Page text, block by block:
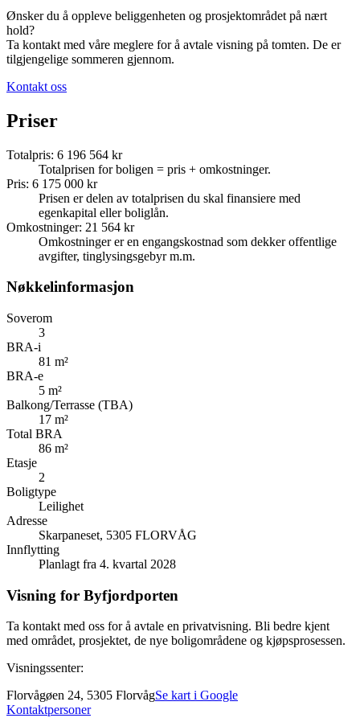
Ønsker du å oppleve beliggenheten og prosjektområdet på nært
hold?
Ta kontakt med våre meglere for å avtale visning på tomten. De er
tilgjengelige sommeren gjennom.
Kontakt oss
Priser
Totalpris: 6 196 564 kr
Totalprisen for boligen = pris + omkostninger.
Pris: 6 175 000 kr
Prisen er delen av totalprisen du skal finansiere med
egenkapital eller boliglån.
Omkostninger: 21 564 kr
Omkostninger er en engangskostnad som dekker offentlige
avgifter, tinglysingsgebyr m.m.
Nøkkelinformasjon
Soverom
3
BRA-i
81 m²
BRA-e
5 m²
Balkong/Terrasse (TBA)
17 m²
Total BRA
86 m²
Etasje
2
Boligtype
Leilighet
Adresse
Skarpaneset, 5305 FLORVÅG
Innflytting
Planlagt fra 4. kvartal 2028
Visning for Byfjordporten
Ta kontakt med oss for å avtale en privatvisning. Bli bedre kjent
med området, prosjektet, de nye boligområdene og kjøpsprosessen.
Visningssenter:
Florvågøen 24, 5305 FlorvågSe kart i Google
Kontaktpersoner